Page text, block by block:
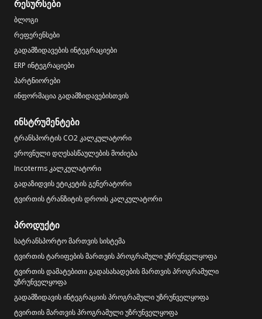
რესურსები
ბლოგი
რეფერენსები
გადამზიდავების ინტეგრაციები
ERP ინტეგრაციები
პარტნიორები
ინფორმაცია გადამზიდავებისთვის
ინსტრუმენტები
ტრანსპორტის CO2 კალკულატორი
ეროვნული დღესასწაულების მოძიება
Incoterms კალკულატორი
გადაზიდვის ეტიკეტის გენერატორი
ტვირთის ტრანზიტის დროის კალკულატორი
პროდუქტი
სატრანსპორტო მართვის სისტემა
ტვირთის ტარიფების მართვის პროგრამული უზრუნველყოფა
ტვირთის დამატებითი გადასახადების მართვის პროგრამული
უზრუნველყოფა
გადამზიდავის ინტეგრაციის პროგრამული უზრუნველყოფა
ტვირთის მართვის პროგრამული უზრუნველყოფა